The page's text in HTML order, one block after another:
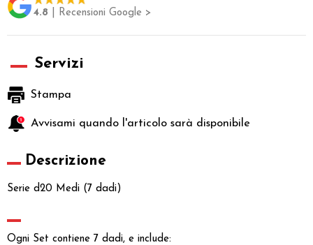
4.8 | Recensioni Google >
Servizi
Stampa
Avvisami quando l'articolo sarà disponibile
Descrizione
Serie d20 Medi (7 dadi)
Ogni Set contiene 7 dadi, e include: